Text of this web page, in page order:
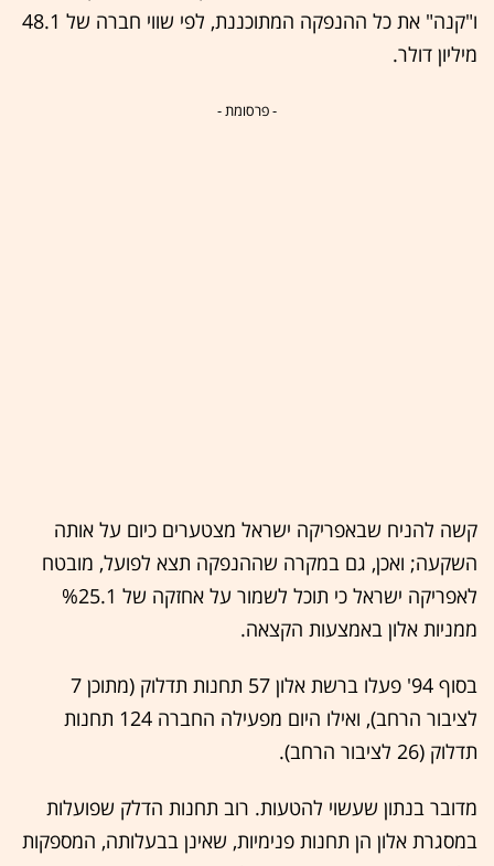
ו"קנה" את כל ההנפקה המתוכננת, לפי שווי חברה של 48.1
מיליון דולר.
- פרסומת -
קשה להניח שבאפריקה ישראל מצטערים כיום על אותה
השקעה; ואכן, גם במקרה שההנפקה תצא לפועל, מובטח
לאפריקה ישראל כי תוכל לשמור על אחזקה של %25.1
ממניות אלון באמצעות הקצאה.
בסוף 94' פעלו ברשת אלון 57 תחנות תדלוק (מתוכן 7
לציבור הרחב), ואילו היום מפעילה החברה 124 תחנות
תדלוק (26 לציבור הרחב).
מדובר בנתון שעשוי להטעות. רוב תחנות הדלק שפועלות
במסגרת אלון הן תחנות פנימיות, שאינן בבעלותה, המספקות